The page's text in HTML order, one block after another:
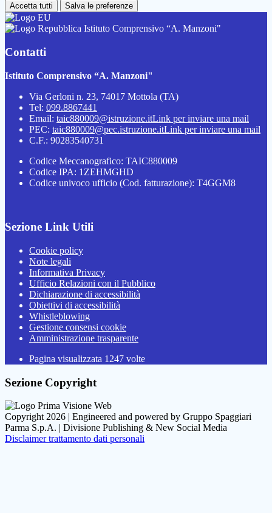
Accetta tutti Salva le preferenze
Istituto Comprensivo “A. Manzoni"
Contatti
Istituto Comprensivo “A. Manzoni"
Via Gerloni n. 23, 74017 Mottola (TA)
Tel: 099.8867441
Email: taic880009@istruzione.itLink per inviare una mail
PEC: taic880009@pec.istruzione.itLink per inviare una mail
C.F.: 90283540731
Codice Meccanografico: TAIC880009
Codice IPA: 1ZEHMGHD
Codice univoco ufficio (Cod. fatturazione): T4GGM8
Sezione Link Utili
Cookie policy
Note legali
Informativa Privacy
Ufficio Relazioni con il Pubblico
Dichiarazione di accessibilità
Obiettivi di accessibilità
Whistleblowing
Gestione consensi cookie
Amministrazione trasparente
Pagina visualizzata 1247 volte
Sezione Copyright
Copyright 2026 | Engineered and powered by Gruppo Spaggiari
Parma S.p.A. | Divisione Publishing & New Social Media
Disclaimer trattamento dati personali